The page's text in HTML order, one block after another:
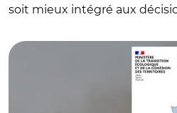
soit mieux intégré aux
© Direction générale de la